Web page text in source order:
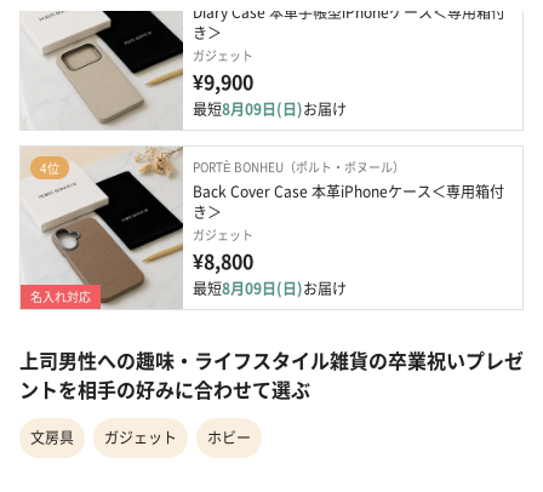
Diary Case 本革手帳型iPhoneケース＜専用箱付
き＞
ガジェット
¥9,900
最短8月09日(日)お届け
4位
名入れ対応
PORTÈ BONHEU（ポルト・ボヌール）
Back Cover Case 本革iPhoneケース＜専用箱付
き＞
ガジェット
¥8,800
最短8月09日(日)お届け
上司男性への趣味・ライフスタイル雑貨の卒業祝いプレゼ
ントを相手の好みに合わせて選ぶ
文房具 ガジェット ホビー